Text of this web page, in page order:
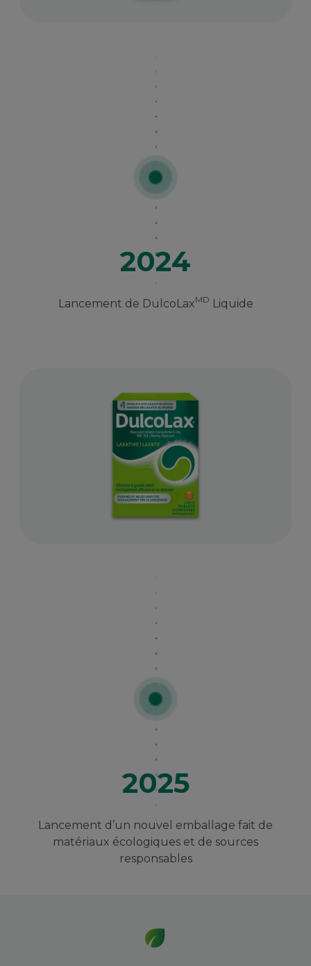
2024
Lancement de DulcoLaxMD Liquide
2025
Lancement d’un nouvel emballage fait de
matériaux écologiques et de sources
responsables